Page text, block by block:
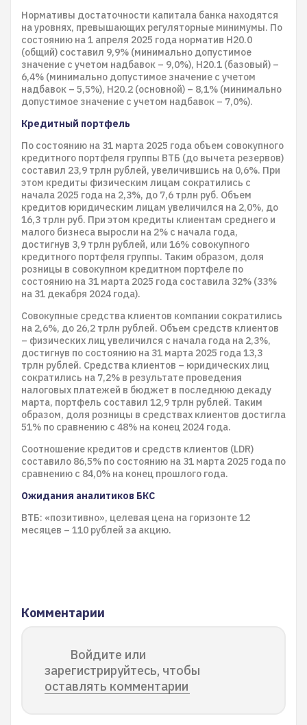
Нормативы достаточности капитала банка находятся
на уровнях, превышающих регуляторные минимумы. По
состоянию на 1 апреля 2025 года норматив Н20.0
(общий) составил 9,9% (минимально допустимое
значение с учетом надбавок – 9,0%), Н20.1 (базовый) –
6,4% (минимально допустимое значение с учетом
надбавок – 5,5%), Н20.2 (основной) – 8,1% (минимально
допустимое значение с учетом надбавок – 7,0%).
Кредитный портфель
По состоянию на 31 марта 2025 года объем совокупного
кредитного портфеля группы ВТБ (до вычета резервов)
составил 23,9 трлн рублей, увеличившись на 0,6%. При
этом кредиты физическим лицам сократились с
начала 2025 года на 2,3%, до 7,6 трлн руб. Объем
кредитов юридическим лицам увеличился на 2,0%, до
16,3 трлн руб. При этом кредиты клиентам среднего и
малого бизнеса выросли на 2% с начала года,
достигнув 3,9 трлн рублей, или 16% совокупного
кредитного портфеля группы. Таким образом, доля
розницы в совокупном кредитном портфеле по
состоянию на 31 марта 2025 года составила 32% (33%
на 31 декабря 2024 года).
Совокупные средства клиентов компании сократились
на 2,6%, до 26,2 трлн рублей. Объем средств клиентов
– физических лиц увеличился с начала года на 2,3%,
достигнув по состоянию на 31 марта 2025 года 13,3
трлн рублей. Средства клиентов – юридических лиц
сократились на 7,2% в результате проведения
налоговых платежей в бюджет в последнюю декаду
марта, портфель составил 12,9 трлн рублей. Таким
образом, доля розницы в средствах клиентов достигла
51% по сравнению с 48% на конец 2024 года.
Соотношение кредитов и средств клиентов (LDR)
составило 86,5% по состоянию на 31 марта 2025 года по
сравнению с 84,0% на конец прошлого года.
Ожидания аналитиков БКС
ВТБ: «позитивно», целевая цена на горизонте 12
месяцев – 110 рублей за акцию.
Комментарии
Войдите или
зарегистрируйтесь, чтобы
оставлять комментарии